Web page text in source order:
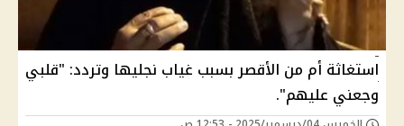
استغاثة أم من الأقصر بسبب غياب نجليها وتردد: "قلبي
وجعني عليهم".